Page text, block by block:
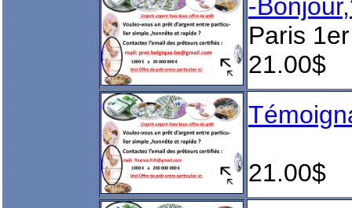
-
Paris
21.00$
21.00$